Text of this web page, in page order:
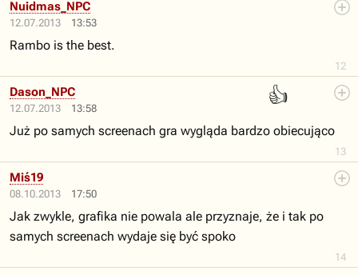
12.07.2013 13:53
12
Nuidmas_NPC
Rambo is the best.
12.07.2013 13:58
👍
13
Dason_NPC
Już po samych screenach gra wygląda bardzo obiecująco
08.10.2013 17:50
14
Miś19
Jak zwykle, grafika nie powala ale przyznaje, że i tak po
samych screenach wydaje się być spoko